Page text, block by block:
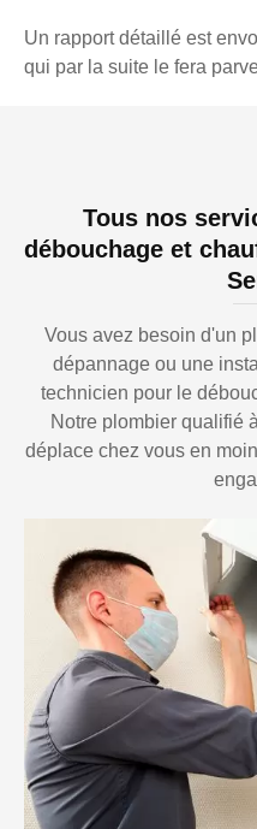
Un rapport détaillé est
qui par la suite le fera
Tous nos
débouchage et
Vous avez besoin d'un
dépannage ou une
technicien pour le
Notre plombier qualifié
déplace chez vous en